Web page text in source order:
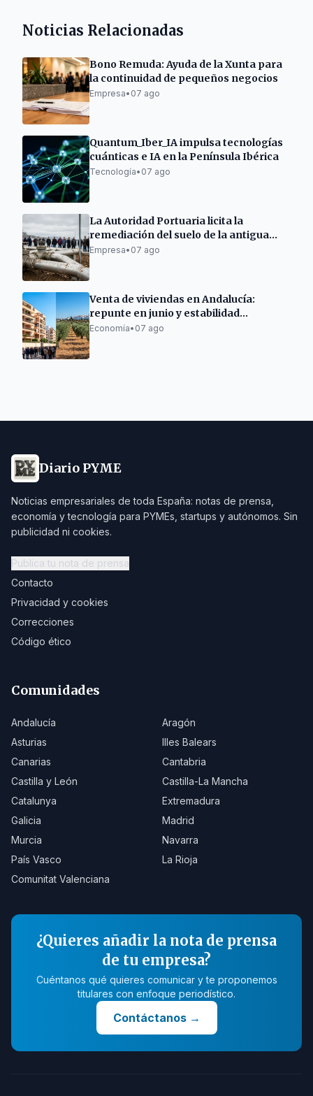
Noticias Relacionadas
Bono Remuda: Ayuda de la Xunta para
la continuidad de pequeños negocios
Empresa• 07 ago
Quantum_Iber_IA impulsa tecnologías
cuánticas e IA en la Península Ibérica
Tecnología• 07 ago
La Autoridad Portuaria licita la
remediación del suelo de la antigua
gasolinera de As Pías
Empresa• 07 ago
Venta de viviendas en Andalucía:
repunte en junio y estabilidad
semestral
Economía• 07 ago
Diario PYME
Noticias empresariales de toda España: notas de prensa,
economía y tecnología para PYMEs, startups y autónomos. Sin
publicidad ni cookies.
Publica tu nota de prensa
Contacto
Privacidad y cookies
Correcciones
Código ético
Comunidades
Andalucía
Aragón
Asturias
Illes Balears
Canarias
Cantabria
Castilla y León
Castilla-La Mancha
Catalunya
Extremadura
Galicia
Madrid
Murcia
Navarra
País Vasco
La Rioja
Comunitat Valenciana
¿Quieres añadir la nota de prensa
de tu empresa?
Cuéntanos qué quieres comunicar y te proponemos
titulares con enfoque periodístico.
Contáctanos→